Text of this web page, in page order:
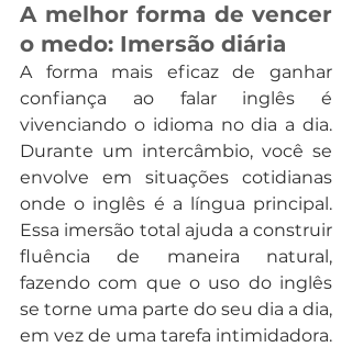
A melhor forma de vencer
o medo: Imersão diária
A forma mais eficaz de ganhar
confiança ao falar inglês é
vivenciando o idioma no dia a dia.
Durante um intercâmbio, você se
envolve em situações cotidianas
onde o inglês é a língua principal.
Essa imersão total ajuda a construir
fluência de maneira natural,
fazendo com que o uso do inglês
se torne uma parte do seu dia a dia,
em vez de uma tarefa intimidadora.